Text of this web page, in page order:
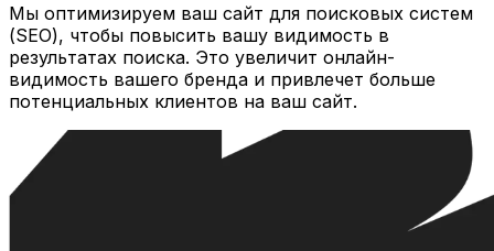
Мы оптимизируем ваш сайт для поисковых систем
(SEO), чтобы повысить вашу видимость в
результатах поиска. Это увеличит онлайн-
видимость вашего бренда и привлечет больше
потенциальных клиентов на ваш сайт.